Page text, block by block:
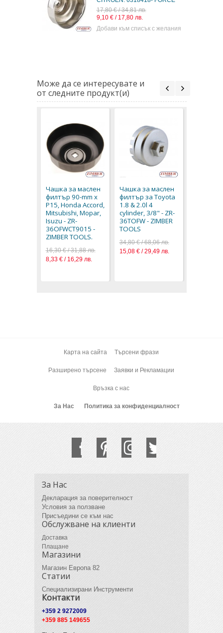
17,80 € / 34,81 лв.
9,10 € / 17,80 лв.
Добави към списък с желания
Може да се интересувате и
от следните продукт(и)
Чашка за маслен
филтър 90-mm x
P15, Honda Accord,
Mitsubishi, Mopar,
Isuzu - ZR-
36OFWCT9015 -
ZIMBER TOOLS.
16,30 € / 31,88 лв.
8,33 € / 16,29 лв.
Чашка за маслен
филтър за Toyota
1.8 & 2.0l 4
cylinder, 3/8" - ZR-
36TOFW - ZIMBER
TOOLS
34,80 € / 68,06 лв.
15,08 € / 29,49 лв.
Карта на сайта Търсени фрази
Разширено търсене Заявки и Рекламации
Връзка с нас
За Нас Политика за конфиденциалност
За Нас
Декларация за поверителност
Условия за ползване
Присъедини се към нас
Обслужване на клиенти
Доставка
Плащане
Магазини
Магазин Европа 82
Статии
Специализирани Инструменти
Контакти
+359 2 9272009
+359 885 149655